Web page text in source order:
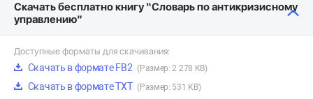
Скачать бесплатно книгу “Словарь по антикризисному
управлению”
Доступные форматы для скачивания:
Скачать в формате FB2 (Размер: 2 278 KB)
Скачать в формате TXT (Размер: 531 KB)